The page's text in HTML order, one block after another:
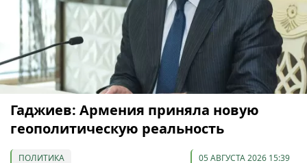
Гаджиев: Армения приняла новую
геополитическую реальность
ПОЛИТИКА 05 АВГУСТА 2026 15:39